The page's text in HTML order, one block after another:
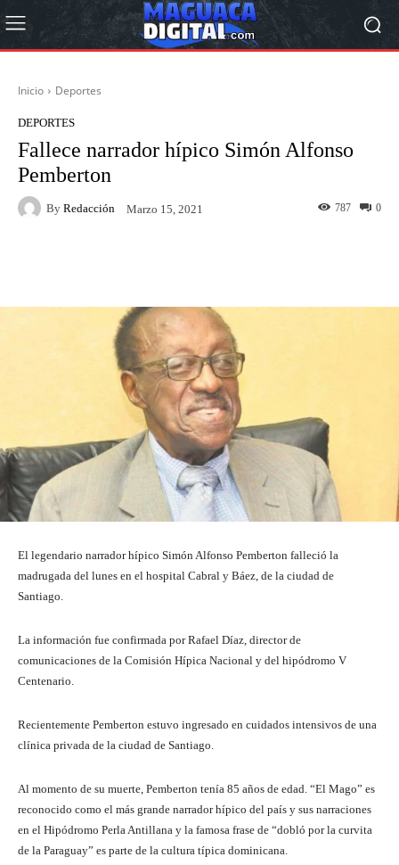
Inicio Deportes
DEPORTES
Fallece narrador hípico Simón Alfonso
Pemberton
By Redacción Marzo 15, 2021 0
787
El legendario narrador hípico Simón Alfonso Pemberton falleció la
madrugada del lunes en el hospital Cabral y Báez, de la ciudad de
Santiago.
La información fue confirmada por Rafael Díaz, director de
comunicaciones de la Comisión Hípica Nacional y del hipódromo V
Centenario.
Recientemente Pemberton estuvo ingresado en cuidados intensivos de una
clínica privada de la ciudad de Santiago.
Al momento de su muerte, Pemberton tenía 85 años de edad. “El Mago” es
reconocido como el más grande narrador hípico del país y sus narraciones
en el Hipódromo Perla Antillana y la famosa frase de “dobló por la curvita
de la Paraguay” es parte de la cultura típica dominicana.